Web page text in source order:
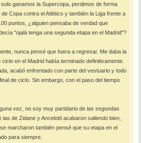
ganamos la Supercopa, perdimos de forma
Copa contra el Atlético y también la Liga frente a
puntos, ¿alguien pensaba de verdad que
"ojalá tenga una segunda etapa en el Madrid"?
nunca pensé que fuera a regresar. Me daba la
en el Madrid había terminado definitivamente.
acabó enfrentado con parte del vestuario y todo
de ciclo. Sin embargo, con el paso del tiempo
vez, no soy muy partidario de las segundas
de Zidane y Ancelotti acabaron saliendo bien,
marcharon también pensé que su etapa en el
para siempre.